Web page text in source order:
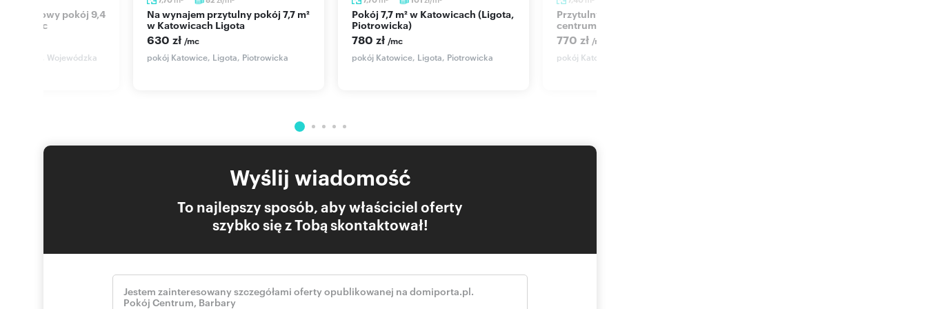
Katowic
Centrum, Wojewódzka
Na wynajem przytulny pokój 7,7 m²
w Katowicach Ligota
630 zł /mc
pokój Katowice, Ligota, Piotrowicka
Pokój 7,7 m² w Katowicach (Ligota,
Piotrowicka)
780 zł /mc
pokój Katowice, Ligota, Piotrowicka
Przytulny pokój 1-osobowy w
centrum Katowic.
770 zł /mc
pokój Katowice, Centrum, Barbary
Wyślij wiadomość
To najlepszy sposób, aby właściciel oferty
szybko się z Tobą skontaktował!